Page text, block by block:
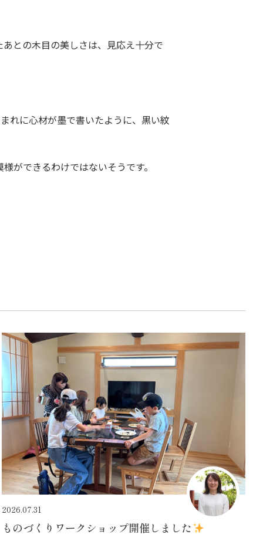
との木目の美しさは、見応え十分で
れに心材が墨で書いたように、黒い紋
ができるわけではないそうです。
2026.07.31
ものづくりワークショップ開催しました